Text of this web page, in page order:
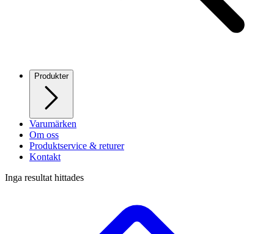
Produkter
Varumärken
Om oss
Produktservice & returer
Kontakt
Inga resultat hittades